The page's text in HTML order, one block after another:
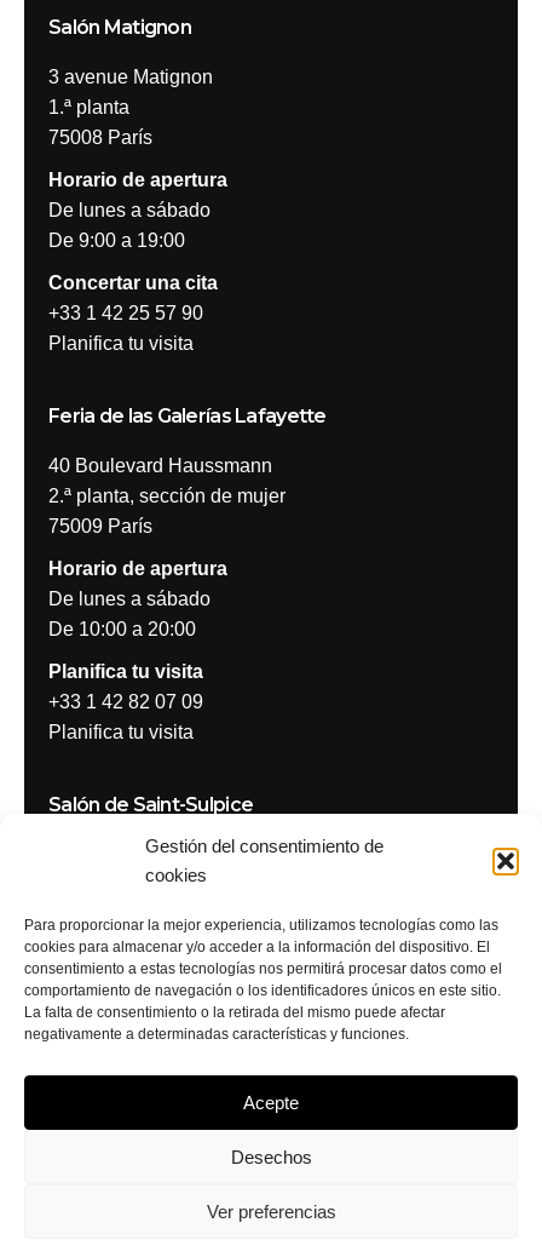
Gestión del consentimiento de
cookies
Para proporcionar la mejor experiencia, utilizamos tecnologías como las
cookies para almacenar y/o acceder a la información del dispositivo. El
consentimiento a estas tecnologías nos permitirá procesar datos como el
comportamiento de navegación o los identificadores únicos en este sitio.
La falta de consentimiento o la retirada del mismo puede afectar
negativamente a determinadas características y funciones.
Acepte
Desechos
Ver preferencias
Salón Matignon
3 avenue Matignon
1.ª planta
75008 París
Horario de apertura
De lunes a sábado
De 9:00 a 19:00
Concertar una cita
+33 1 42 25 57 90
Planifica tu visita
Feria de las Galerías Lafayette
40 Boulevard Haussmann
2.ª planta, sección de mujer
75009 París
Horario de apertura
De lunes a sábado
De 10:00 a 20:00
Planifica tu visita
+33 1 42 82 07 09
Planifica tu visita
Salón de Saint-Sulpice
8-10 Rue Palatine
75006 París
Horario de apertura
De lunes a sábado
De 8:30 a 20:30
Planifica tu visita